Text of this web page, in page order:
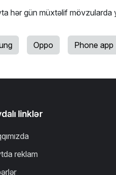
hər gün müxtəlif
Oppo Phone app
linklər
reklam